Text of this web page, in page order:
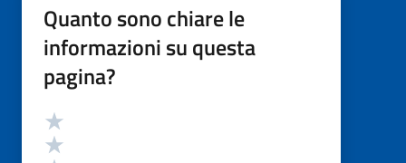
Quanto sono chiare le
informazioni su questa
pagina?
Valutazione